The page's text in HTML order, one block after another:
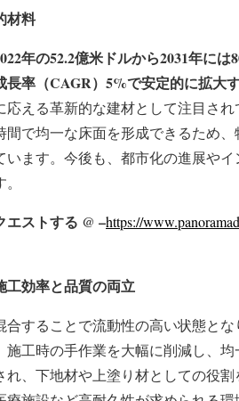
材料
年の52.2億米ドルから2031年には
率（CAGR）5%で安定的に拡大
える革新的な建材として注目さ
で均一な床面を形成できるため
ます。今後も、都市化の進展や
ストする @ –https://
工効率と品質の両立
することで流動性の高い状態と
工時の手作業を大幅に削減し、
、下地材や上塗り材としての役